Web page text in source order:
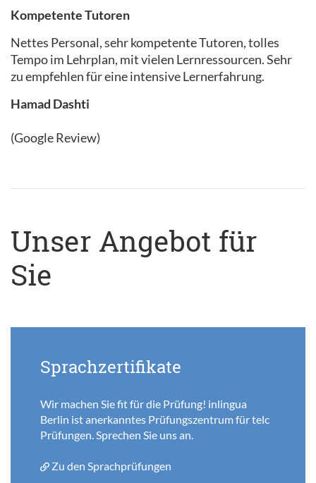
Kompetente Tutoren
Nettes Personal, sehr kompetente Tutoren, tolles
Tempo im Lehrplan, mit vielen Lernressourcen. Sehr
zu empfehlen für eine intensive Lernerfahrung.
Hamad Dashti
(Google Review)
Unser Angebot für
Sie
Sprachzertifikate
Wir machen Sie fit für die Prüfung! inlingua
Berlin ist anerkanntes Prüfungszentrum für telc
Prüfungen. Sprechen Sie uns an.
Zu den Sprachprüfungen